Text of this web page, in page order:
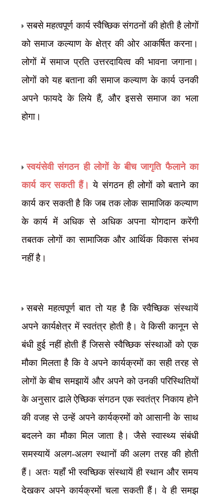
सबसे महत्वपूर्ण कार्य स्वैच्छिक संगठनों की होती है लोगों
को समाज कल्याण के क्षेत्र की ओर आकर्षित करना।
लोगों में समाज प्रति उत्तरदायित्व की भावना जगाना।
लोगों को यह बताना की समाज कल्याण के कार्य उनकी
अपने फायदे के लिये हैं, और इससे समाज का भला
होगा।
स्वयंसेवी संगठन ही लोगों के बीच जागृति फैलाने का
कार्य कर सकती हैं।ये संगठन ही लोगों को बताने का
कार्य कर सकती है कि जब तक लोक सामाजिक कल्याण
के कार्य में अधिक से अधिक अपना योगदान करेंगी
तबतक लोगों का सामाजिक और आर्थिक विकास संभव
नहीं है।
सबसे महत्वपूर्ण बात तो यह है कि स्वैच्छिक संस्थायें
अपने कार्यक्षेत्र में स्वतंत्र होती है। वे किसी कानून से
बंधी हुई नहीं होती हैं जिससे स्वैच्छिक संस्थाओं को एक
मौका मिलता है कि वे अपने कार्यक्रमों का सही तरह से
लोगों के बीच समझायें और अपने को उनकी परिस्थितियों
के अनुसार ढाले ऐच्छिक संगठन एक स्वतंत्र निकाय होने
की वजह से उन्हें अपने कार्यक्रमों को आसानी के साथ
बदलने का मौका मिल जाता है। जैसे स्वास्थ्य संबंधी
समस्यायें अलग-अलग स्थानों की अलग तरह की होती
हैं। अतः यहाँ भी स्वच्छिक संस्थायें ही स्थान और समय
देखकर अपने कार्यक्रमों चला सकती हैं। वे ही समझ